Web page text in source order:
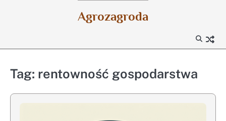
Agrozagroda
Tag: rentowność gospodarstwa